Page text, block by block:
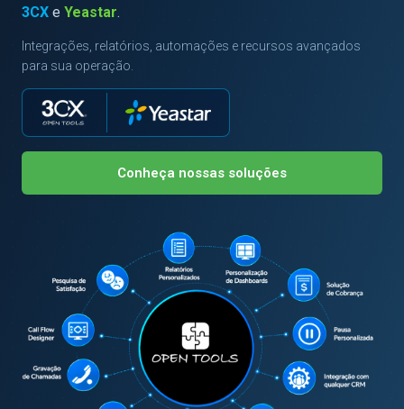
3CX e Yeastar.
Integrações, relatórios, automações e recursos avançados
para sua operação.
Conheça nossas soluções